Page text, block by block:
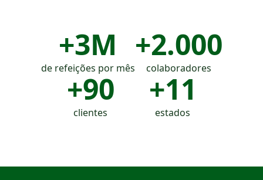
+3M
de refeições por mês
+2.000
colaboradores
+90
clientes
+11
estados